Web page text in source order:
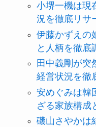
小堺一機は現
況を徹底リサ
伊藤かずえの
と人柄を徹底
田中義剛が突
経営状況を徹
安めぐみは韓
ざる家族構成
磯山さやかは